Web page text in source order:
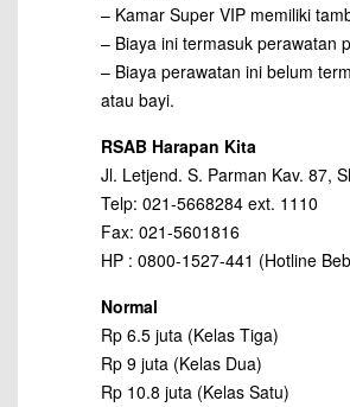
– Kamar Super VIP memiliki
– Biaya ini termasuk perawatan
– Biaya perawatan ini belum
atau bayi.
RSAB Harapan Kita
Jl. Letjend. S. Parman Kav. 87,
Telp: 021-5668284 ext. 1110
Fax: 021-5601816
HP : 0800-1527-441 (Hotline
Normal
Rp 6.5 juta (Kelas Tiga)
Rp 9 juta (Kelas Dua)
Rp 10.8 juta (Kelas Satu)